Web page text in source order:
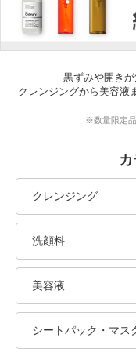
黒ずみや開きが
クレンジングから美容液
※数量限定品
クレンジング
洗顔料
美容液
シートパック・マス